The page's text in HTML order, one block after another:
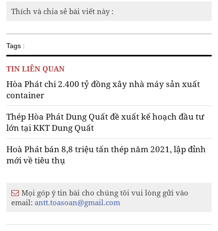
Thích và chia sẻ bài viết này :
Tags :
TIN LIÊN QUAN
Hòa Phát chi 2.400 tỷ đồng xây nhà máy sản xuất
container
Thép Hòa Phát Dung Quất đề xuất kế hoạch đầu tư
lớn tại KKT Dung Quất
Hoà Phát bán 8,8 triệu tấn thép năm 2021, lập đỉnh
mới về tiêu thụ
Mọi góp ý tin bài cho chúng tôi vui lòng gửi vào
email:antt.toasoan@gmail.com